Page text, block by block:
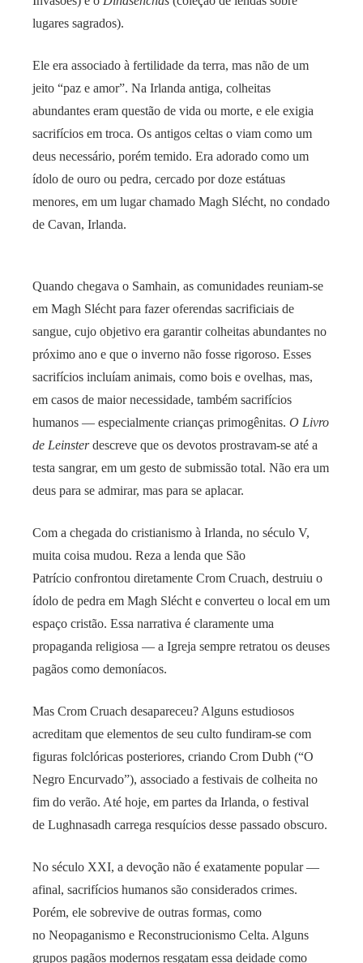
lugares sagrados).
Ele era associado à fertilidade da terra, mas não de um
jeito “paz e amor”. Na Irlanda antiga, colheitas
abundantes eram questão de vida ou morte, e ele exigia
sacrifícios em troca. Os antigos celtas o viam como um
deus necessário, porém temido. Era adorado como um
ídolo de ouro ou pedra, cercado por doze estátuas
menores, em um lugar chamado Magh Slécht, no condado
de Cavan, Irlanda.
Quando chegava o Samhain, as comunidades reuniam-se
em Magh Slécht para fazer oferendas sacrificiais de
sangue, cujo objetivo era garantir colheitas abundantes no
próximo ano e que o inverno não fosse rigoroso. Esses
sacrifícios incluíam animais, como bois e ovelhas, mas,
em casos de maior necessidade, também sacrifícios
humanos — especialmente crianças primogênitas. O Livro
de Leinsterdescreve que os devotos prostravam-se até a
testa sangrar, em um gesto de submissão total. Não era um
deus para se admirar, mas para se aplacar.
Com a chegada do cristianismo à Irlanda, no século V,
muita coisa mudou. Reza a lenda que São
Patrício confrontou diretamente Crom Cruach, destruiu o
ídolo de pedra em Magh Slécht e converteu o local em um
espaço cristão. Essa narrativa é claramente uma
propaganda religiosa — a Igreja sempre retratou os deuses
pagãos como demoníacos.
Mas Crom Cruach desapareceu? Alguns estudiosos
acreditam que elementos de seu culto fundiram-se com
figuras folclóricas posteriores, criando Crom Dubh (“O
Negro Encurvado”), associado a festivais de colheita no
fim do verão. Até hoje, em partes da Irlanda, o festival
de Lughnasadh carrega resquícios desse passado obscuro.
No século XXI, a devoção não é exatamente popular —
afinal, sacrifícios humanos são considerados crimes.
Porém, ele sobrevive de outras formas, como
no Neopaganismo e Reconstrucionismo Celta. Alguns
grupos pagãos modernos resgatam essa deidade como